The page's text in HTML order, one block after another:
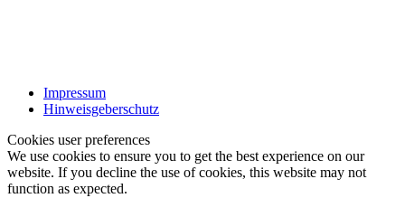
Impressum
Hinweisgeberschutz
Cookies user preferences
We use cookies to ensure you to get the best experience on our
website. If you decline the use of cookies, this website may not
function as expected.